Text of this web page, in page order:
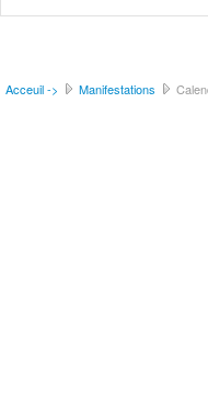
Acceuil -> Manifestations